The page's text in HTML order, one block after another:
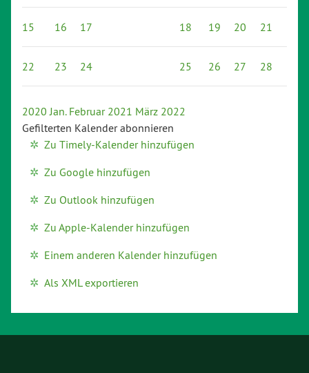
15 16 17 18 19 20 21
22 23 24 25 26 27 28
2020Jan. Februar 2021 März 2022
Gefilterten Kalender abonnieren
Zu Timely-Kalender hinzufügen
Zu Google hinzufügen
Zu Outlook hinzufügen
Zu Apple-Kalender hinzufügen
Einem anderen Kalender hinzufügen
Als XML exportieren